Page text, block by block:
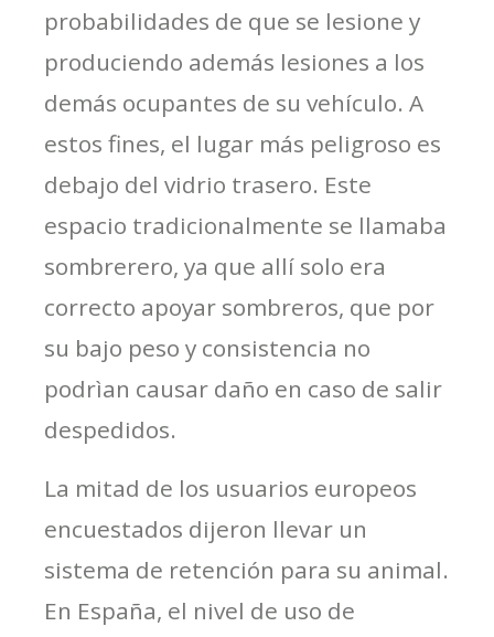
probabilidades de que se lesione y
produciendo además lesiones a los
demás ocupantes de su vehículo. A
estos fines, el lugar más peligroso es
debajo del vidrio trasero. Este
espacio tradicionalmente se llamaba
sombrerero, ya que allí solo era
correcto apoyar sombreros, que por
su bajo peso y consistencia no
podrìan causar daño en caso de salir
despedidos.
La mitad de los usuarios europeos
encuestados dijeron llevar un
sistema de retención para su animal.
En España, el nivel de uso de